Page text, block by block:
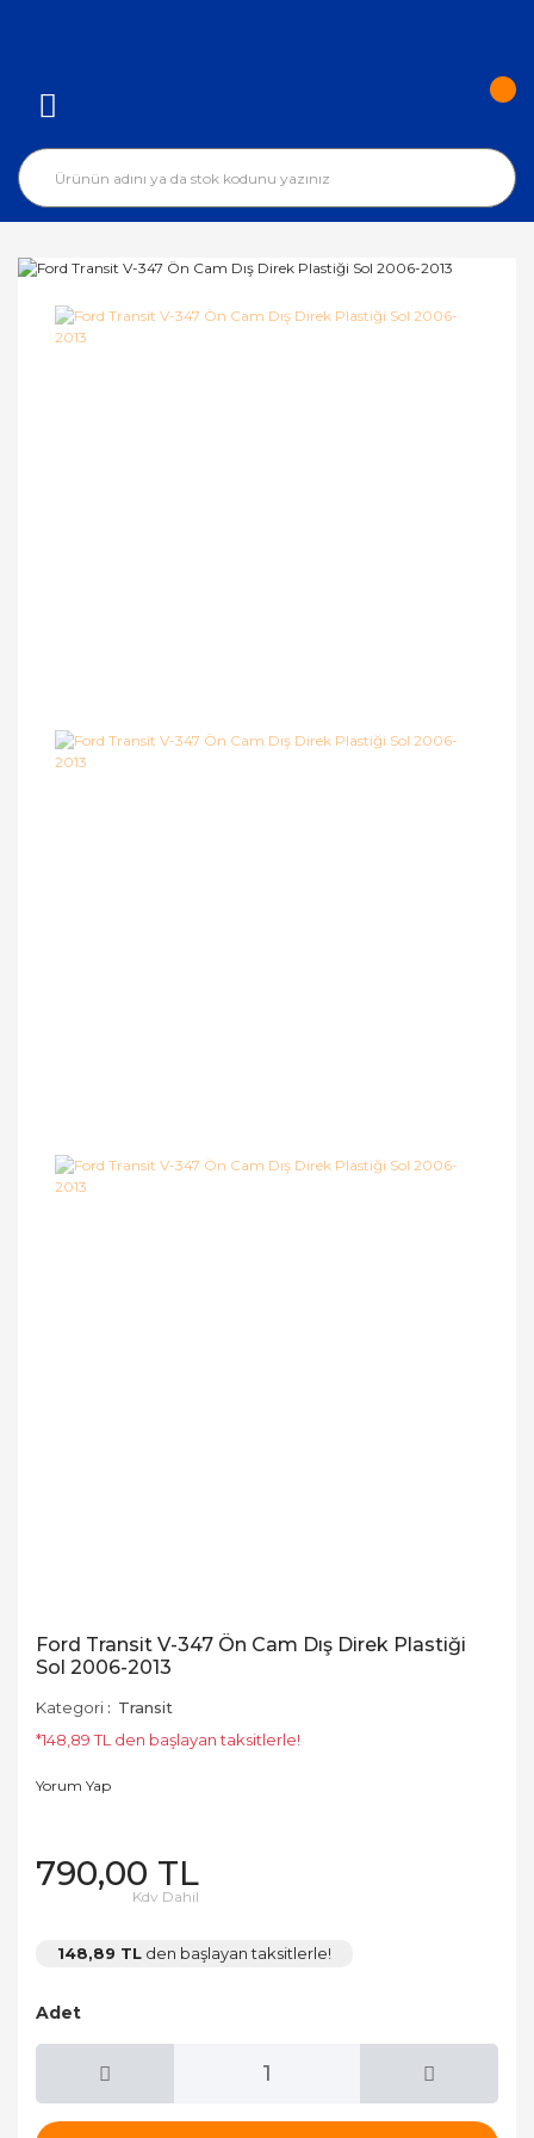
Ford Transit V-347 Ön Cam Dış Direk Plastiği
Sol 2006-2013
Kategori
Transit
*148,89 TL den başlayan taksitlerle!
Yorum Yap
790,00 TL
Kdv Dahil
148,89 TL den başlayan taksitlerle!
Adet